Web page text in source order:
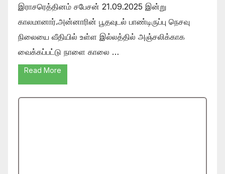
இராசரெத்தினம் சபேசன் 21.09.2025 இன்று
காலமானார்.அன்னாரின் பூதவுடல் பாண்டிருப்பு நெசவு
நிலையை வீதியில் உள்ள இல்லத்தில் அஞ்சலிக்காக
வைக்கப்பட்டு நாளை காலை …
Read More